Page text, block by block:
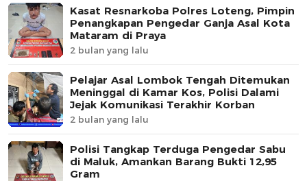
Kasat Resnarkoba Polres Loteng, Pimpin
Penangkapan Pengedar Ganja Asal Kota
Mataram di Praya
2 bulan yang lalu
Pelajar Asal Lombok Tengah Ditemukan
Meninggal di Kamar Kos, Polisi Dalami
Jejak Komunikasi Terakhir Korban
2 bulan yang lalu
Polisi Tangkap Terduga Pengedar Sabu
di Maluk, Amankan Barang Bukti 12,95
Gram